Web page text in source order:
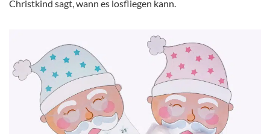
Christkind sagt, wann es losfliegen kann.